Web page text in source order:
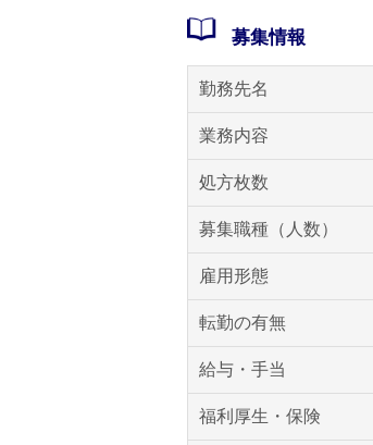
募集情報
勤務先名
業務内容
処方枚数
募集職種（人数）
雇用形態
転勤の有無
給与・手当
福利厚生・保険